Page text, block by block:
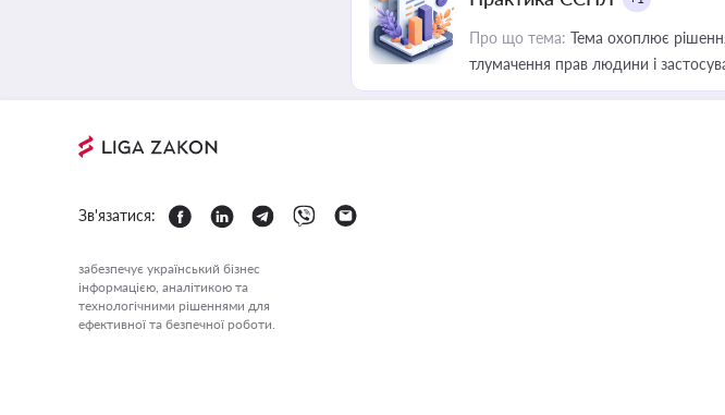
Про що тема: Тема охоплює
тлумачення прав людини і
Зв'язатися:
забезпечує український бізнес
інформацією, аналітикою та
технологічними рішеннями для
ефективної та безпечної роботи.